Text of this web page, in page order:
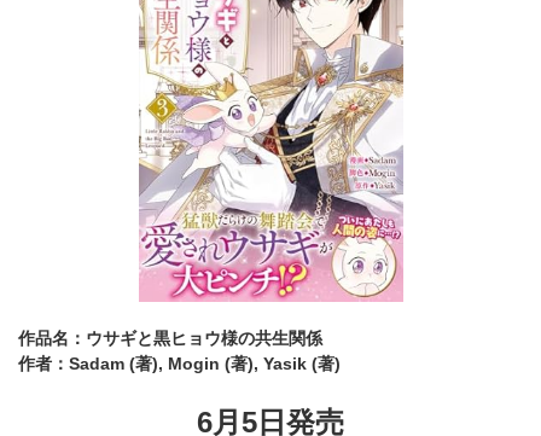
作品名：ウサギと黒ヒョウ様の共生関係
作者：Sadam (著), Mogin (著), Yasik (著)
6月5日発売